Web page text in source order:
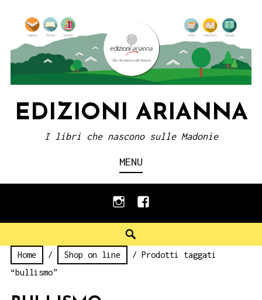
content
EDIZIONI ARIANNA
I libri che nascono sulle Madonie
MENU
instagramfacebook
Home / Shop on line
/ Prodotti taggati
“bullismo”